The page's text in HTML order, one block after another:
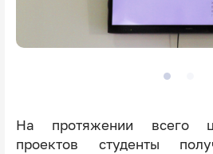
На протяжении всего
проектов студенты